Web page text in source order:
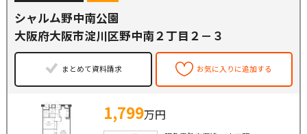
シャルム野中南公園
大阪府大阪市淀川区野中南２丁目２－３
まとめて資料請求 お気に入りに追加する
1,799万円